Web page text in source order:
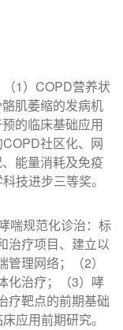
1）COPD营养状
肌萎缩的发病机
的临床基础应用
社区化、网
能量消耗及免疫
技进步三等奖。
喘规范化诊治：标
治疗项目、建立以
理网络；（2）
化治疗；（3）哮
疗靶点的前期基础
应用前期研究。